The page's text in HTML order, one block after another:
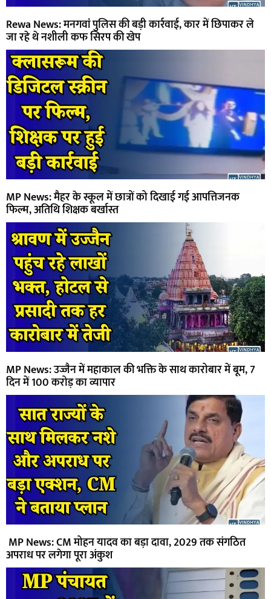
Rewa News: मनगवां पुलिस की बड़ी कार्रवाई, कार में छिपाकर ले
जा रहे थे नशीली कफ सिरप की खेप
MP News: मैहर के स्कूल में छात्रों को दिखाई गई आपत्तिजनक
फिल्म, अतिथि शिक्षक बर्खास्त
MP News: उज्जैन में महाकाल की भक्ति के साथ कारोबार में बूम, 7
दिन में 100 करोड़ का व्यापार
MP News: CM मोहन यादव का बड़ा दावा, 2029 तक संगठित
अपराध पर लगेगा पूरा अंकुश